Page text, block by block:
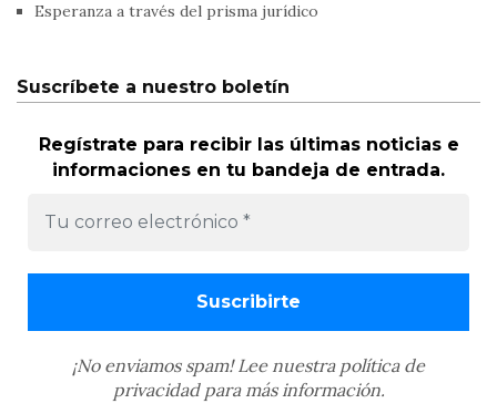
Esperanza a través del prisma jurídico
Suscríbete a nuestro boletín
Regístrate para recibir las últimas noticias e
informaciones en tu bandeja de entrada.
¡No enviamos spam! Lee nuestra política de
privacidadpara más información.